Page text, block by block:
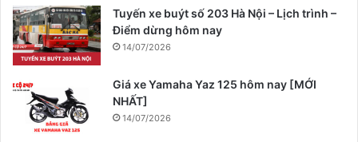
Tuyến xe buýt số 203 Hà Nội – Lịch trình –
Điểm dừng hôm nay
14/07/2026
Giá xe Yamaha Yaz 125 hôm nay [MỚI
NHẤT]
14/07/2026